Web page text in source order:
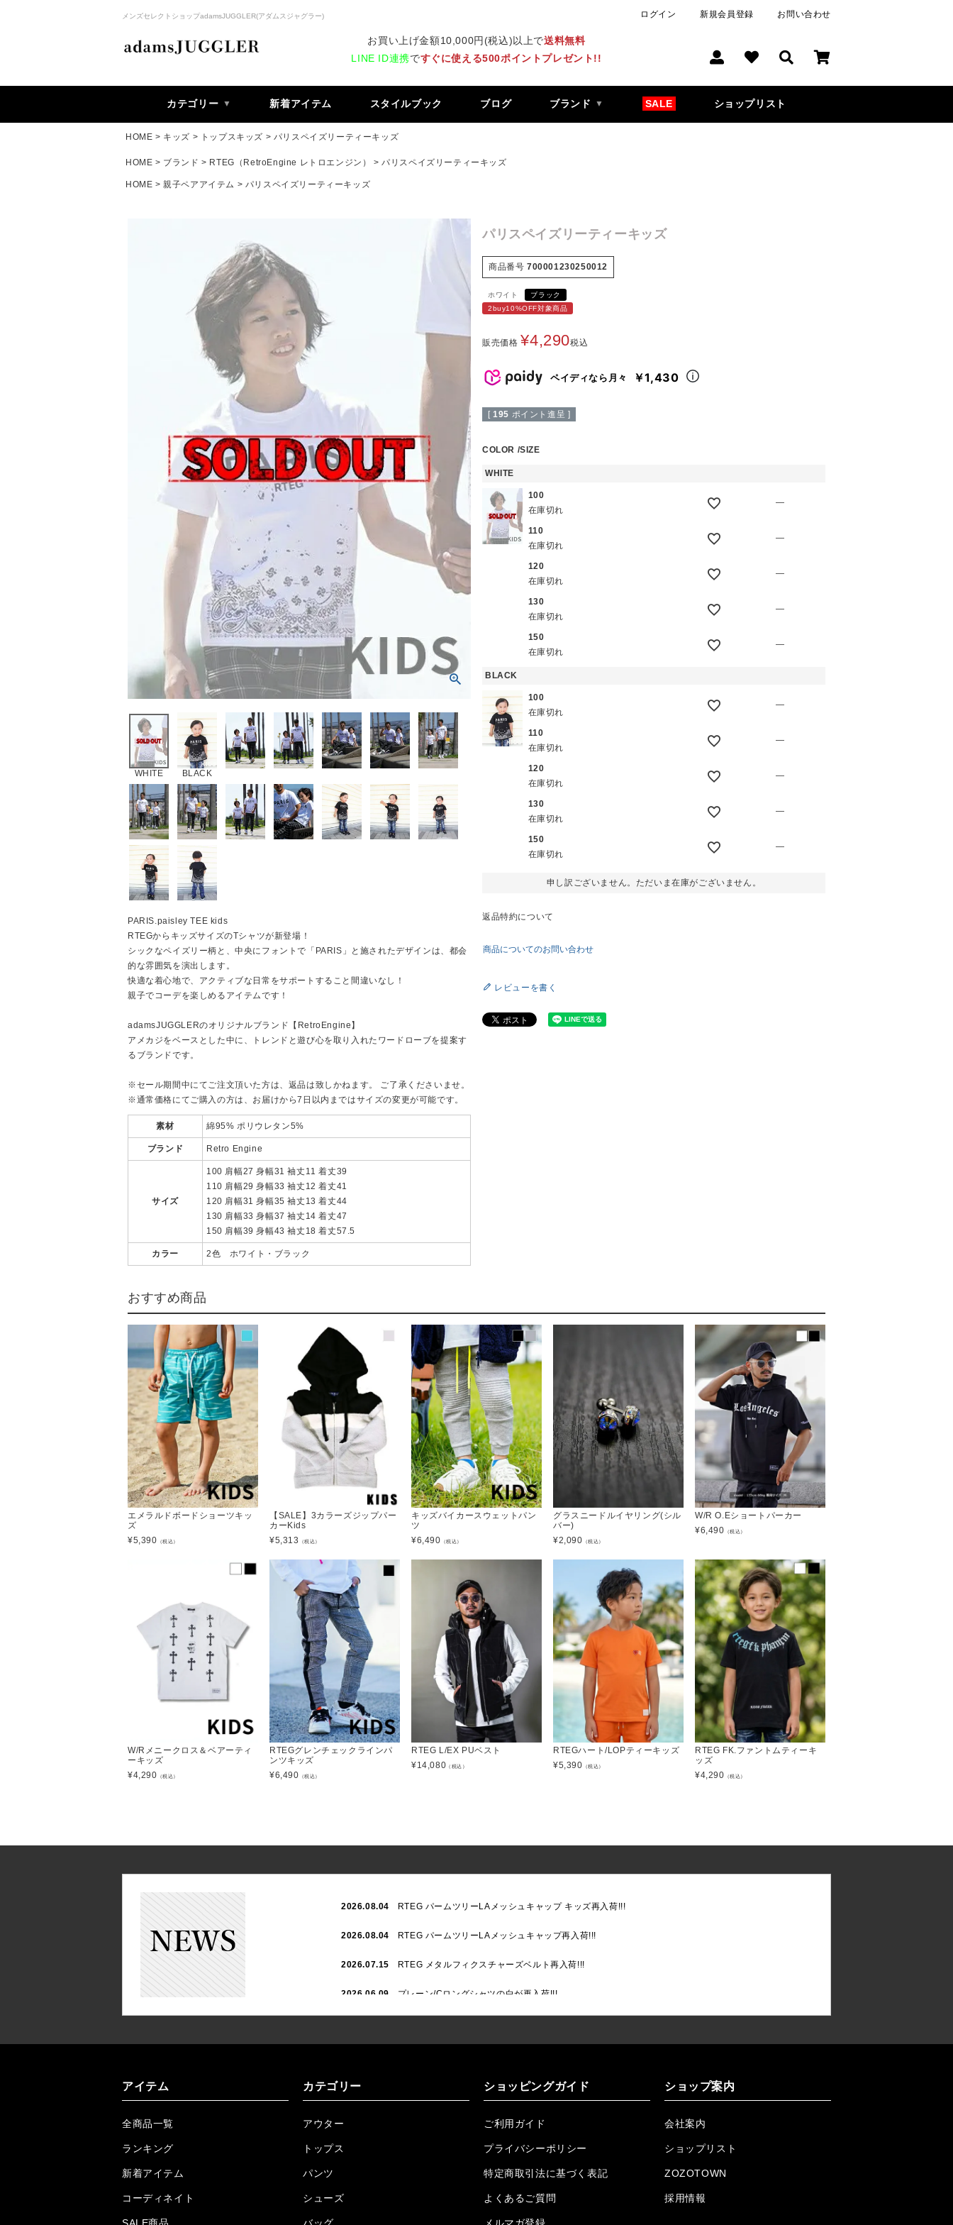
メンズセレクトショップadamsJUGGLER(アダムスジャグラー) ログイン 新規会員登録 お問い合わせ
お買い上げ金額10,000円(税込)以上で送料無料
LINE ID連携ですぐに使える500ポイントプレゼント!!
カテゴリー 新着アイテム スタイルブック ブログ ブランド SALE ショップリスト
HOME キッズ トップスキッズ パリスペイズリーティーキッズ
HOME ブランド RTEG（RetroEngine レトロエンジン） パリスペイズリーティーキッズ
HOME 親子ペアアイテム パリスペイズリーティーキッズ
WHITE BLACK
PARIS.paisley TEE kids
RTEGからキッズサイズのTシャツが新登場！
シックなペイズリー柄と、中央にフォントで「PARIS」と施されたデザインは、都会
的な雰囲気を演出します。
快適な着心地で、アクティブな日常をサポートすること間違いなし！
親子でコーデを楽しめるアイテムです！
adamsJUGGLERのオリジナルブランド【RetroEngine】
アメカジをベースとした中に、トレンドと遊び心を取り入れたワードローブを提案す
るブランドです。
※セール期間中にてご注文頂いた方は、返品は致しかねます。 ご了承くださいませ。
※通常価格にてご購入の方は、お届けから7日以内まではサイズの変更が可能です。
素材 綿95% ポリウレタン5%
ブランド Retro Engine
サイズ
100 肩幅27 身幅31 袖丈11 着丈39
110 肩幅29 身幅33 袖丈12 着丈41
120 肩幅31 身幅35 袖丈13 着丈44
130 肩幅33 身幅37 袖丈14 着丈47
150 肩幅39 身幅43 袖丈18 着丈57.5
カラー 2色 ホワイト・ブラック
パリスペイズリーティーキッズ
商品番号 700001230250012
ホワイト
ブラック
2buy10%OFF対象商品
販売価格 ¥4,290税込
ペイディなら月々 ￥1,430
[ 195 ポイント進呈 ]
COLOR SIZE
WHITE
100
在庫切れ
—
110
在庫切れ
—
120
在庫切れ
—
130
在庫切れ
—
150
在庫切れ
—
BLACK
100
在庫切れ
—
110
在庫切れ
—
120
在庫切れ
—
130
在庫切れ
—
150
在庫切れ
—
申し訳ございません。ただいま在庫がございません。
返品特約について
商品についてのお問い合わせ
レビューを書く
おすすめ商品
エメラルドボードショーツキッ
ズ
¥5,390 （税込）
【SALE】3カラーズジップパー
カーKids
¥5,313 （税込）
キッズバイカースウェットパン
ツ
¥6,490 （税込）
グラスニードルイヤリング(シル
バー)
¥2,090 （税込）
W/R O.Eショートパーカー
¥6,490 （税込）
W/Rメニークロス＆ベアーティ
ーキッズ
¥4,290 （税込）
RTEGグレンチェックラインパ
ンツキッズ
¥6,490 （税込）
RTEG L/EX PUベスト
¥14,080 （税込）
RTEGハート/LOPティーキッズ
¥5,390 （税込）
RTEG FK.ファントムティーキ
ッズ
¥4,290 （税込）
2026.08.04 RTEG パームツリーLAメッシュキャップ キッズ再入荷!!!
2026.08.04 RTEG パームツリーLAメッシュキャップ再入荷!!!
2026.07.15 RTEG メタルフィクスチャーズベルト再入荷!!!
2026.06.09 プレーン/Cロングシャツの白が再入荷!!!
2026.05.08 24/フリンジデニムロングパンツ再入荷!!!
ケミカルブラックデニムロングパンツ再入荷!!!
2026.04.03 RTEG R.S&Dデニムロングパンツ再入荷!!!
アイテム
全商品一覧
ランキング
新着アイテム
コーディネイト
SALE商品
カテゴリー
アウター
トップス
パンツ
シューズ
バッグ
ショッピングガイド
ご利用ガイド
プライバシーポリシー
特定商取引法に基づく表記
よくあるご質問
メルマガ登録
ショップ案内
会社案内
ショップリスト
ZOZOTOWN
採用情報